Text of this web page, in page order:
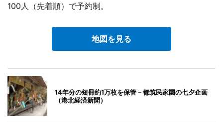
100人（先着順）で予約制。
地図を見る
14年分の短冊約1万枚を保管－都筑民家園の七夕企画
（港北経済新聞）